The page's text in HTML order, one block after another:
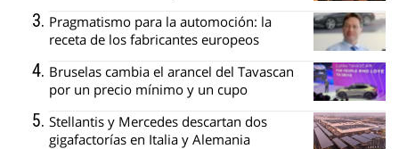
Pragmatismo para la automoción: la
receta de los fabricantes europeos
Bruselas cambia el arancel del Tavascan
por un precio mínimo y un cupo
Stellantis y Mercedes descartan dos
gigafactorías en Italia y Alemania